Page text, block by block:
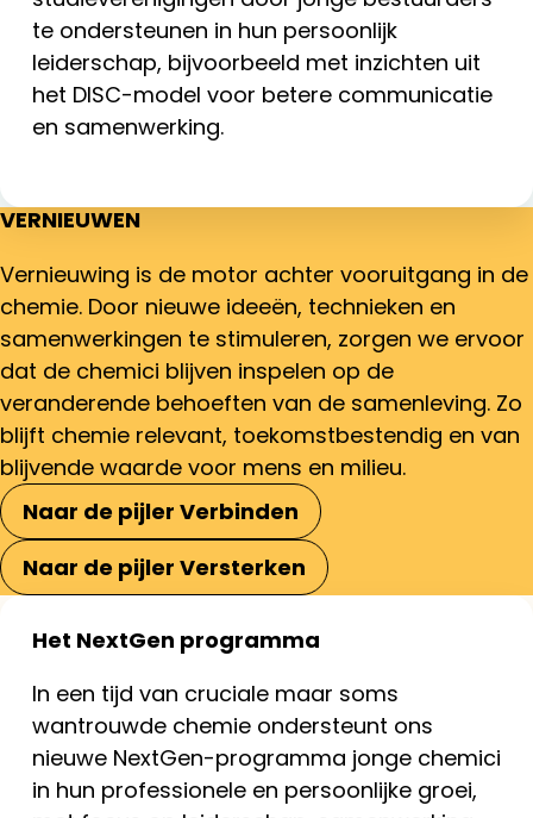
te ondersteunen in hun persoonlijk
leiderschap, bijvoorbeeld met inzichten uit
het DISC-model voor betere communicatie
en samenwerking.
VERNIEUWEN
Vernieuwing is de motor achter vooruitgang in de
chemie. Door nieuwe ideeën, technieken en
samenwerkingen te stimuleren, zorgen we ervoor
dat de chemici blijven inspelen op de
veranderende behoeften van de samenleving. Zo
blijft chemie relevant, toekomstbestendig en van
blijvende waarde voor mens en milieu.
Naar de pijler Verbinden
Naar de pijler Versterken
Het NextGen programma
In een tijd van cruciale maar soms
wantrouwde chemie ondersteunt ons
nieuwe NextGen-programma jonge chemici
in hun professionele en persoonlijke groei,